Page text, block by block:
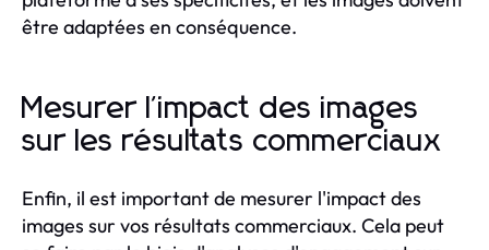
être adaptées en conséquence.
Mesurer l'impact des images
sur les résultats commerciaux
Enfin, il est important de mesurer l'impact des
images sur vos résultats commerciaux. Cela peut